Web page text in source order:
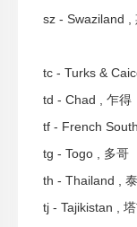
sz - Swaziland ,
tc - Turks &
td - Chad , 乍得
tf - French
tg - Togo , 多哥
th - Thailand ,
tj - Tajikistan ,